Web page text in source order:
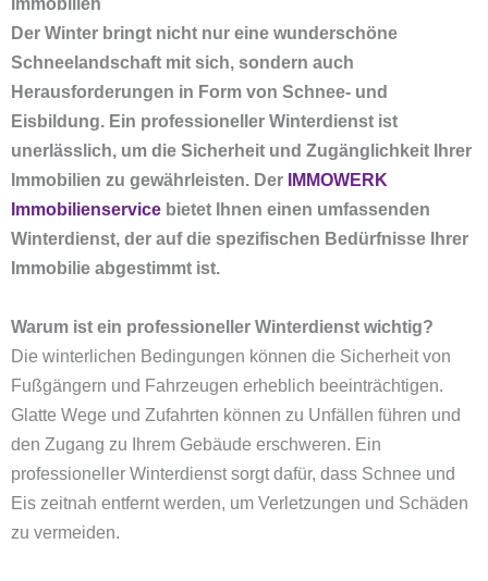
Immobilien
Der Winter bringt nicht nur eine wunderschöne
Schneelandschaft mit sich, sondern auch
Herausforderungen in Form von Schnee- und
Eisbildung. Ein professioneller Winterdienst ist
unerlässlich, um die Sicherheit und Zugänglichkeit Ihrer
Immobilien zu gewährleisten. Der
IMMOWERK
Immobilienservice bietet Ihnen einen umfassenden
Winterdienst, der auf die spezifischen Bedürfnisse Ihrer
Immobilie abgestimmt ist.
Warum ist ein professioneller Winterdienst wichtig?
Die winterlichen Bedingungen können die Sicherheit von
Fußgängern und Fahrzeugen erheblich beeinträchtigen.
Glatte Wege und Zufahrten können zu Unfällen führen und
den Zugang zu Ihrem Gebäude erschweren. Ein
professioneller Winterdienst sorgt dafür, dass Schnee und
Eis zeitnah entfernt werden, um Verletzungen und Schäden
zu vermeiden.